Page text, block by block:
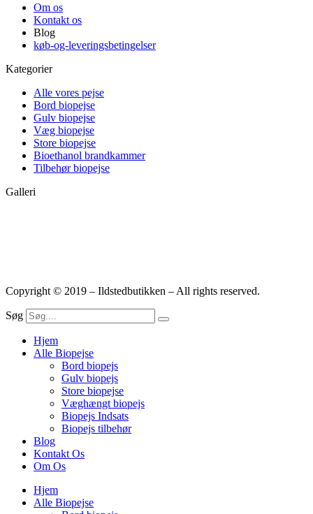
Om os
Kontakt os
Blog
køb-og-leveringsbetingelser
Kategorier
Alle vores pejse
Bord biopejse
Gulv biopejse
Væg biopejse
Store biopejse
Bioethanol brandkammer
Tilbehør biopejse
Galleri
Copyright © 2019 – Ildstedbutikken – All rights reserved.
Søg
Hjem
Alle Biopejse
Bord biopejs
Gulv biopejs
Store biopejse
Væghængt biopejs
Biopejs Indsats
Biopejs tilbehør
Blog
Kontakt Os
Om Os
Hjem
Alle Biopejse